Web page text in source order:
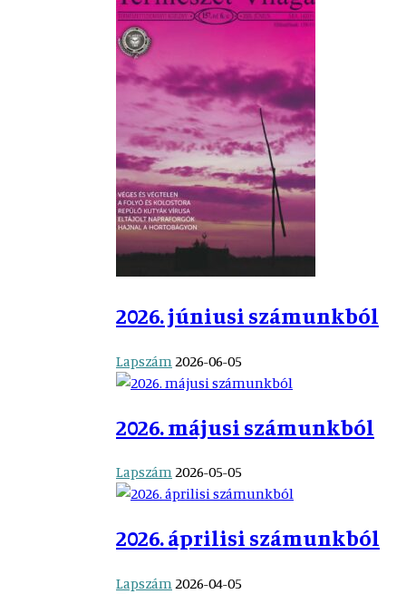
2026. júniusi számunkból
Lapszám 2026-06-05
2026. májusi számunkból
Lapszám2026-05-05
2026. áprilisi számunkból
Lapszám2026-04-05